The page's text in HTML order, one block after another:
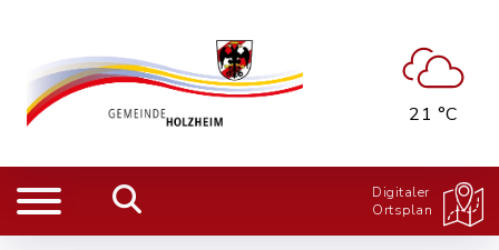
21 °C
Digitaler
Ortsplan